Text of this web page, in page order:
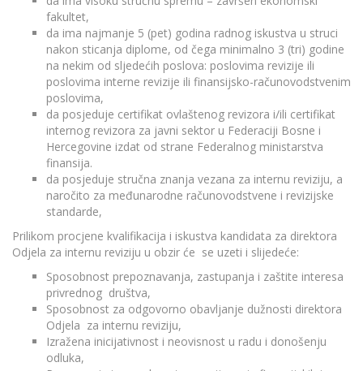
fakultet,
da ima najmanje 5 (pet) godina radnog iskustva u struci
nakon sticanja diplome, od čega minimalno 3 (tri) godine
na nekim od sljedećih poslova: poslovima revizije ili
poslovima interne revizije ili finansijsko-računovodstvenim
poslovima,
da posjeduje certifikat ovlaštenog revizora i/ili certifikat
internog revizora za javni sektor u Federaciji Bosne i
Hercegovine izdat od strane Federalnog ministarstva
finansija.
da posjeduje stručna znanja vezana za internu reviziju, a
naročito za međunarodne računovodstvene i revizijske
standarde,
Prilikom procjene kvalifikacija i iskustva kandidata za direktora
Odjela za internu reviziju u obzir će se uzeti i slijedeće:
Sposobnost prepoznavanja, zastupanja i zaštite interesa
privrednog društva,
Sposobnost za odgovorno obavljanje dužnosti direktora
Odjela za internu reviziju,
Izražena inicijativnost i neovisnost u radu i donošenju
odluka,